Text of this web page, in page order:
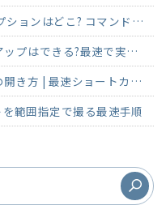
【Windows11】 インターネットオプションはどこ? コマンド・ショートカットで起動
【Windows11】 ディスククリーンアップはできる?最速で実行する方法
【Windows11】エクスプローラーの開き方 | 最速ショートカットで3秒起動
範囲指定で撮る最速手順